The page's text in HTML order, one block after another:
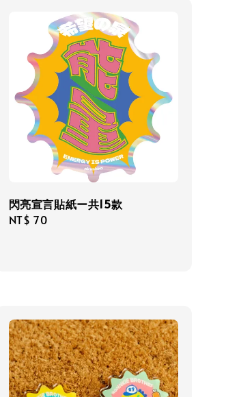
閃亮宣言貼紙ー共15款
Regular
NT$ 70